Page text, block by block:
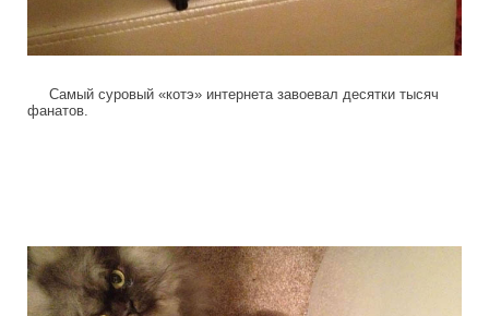
Самый суровый «котэ» интернета завоевал десятки тысяч
фанатов.